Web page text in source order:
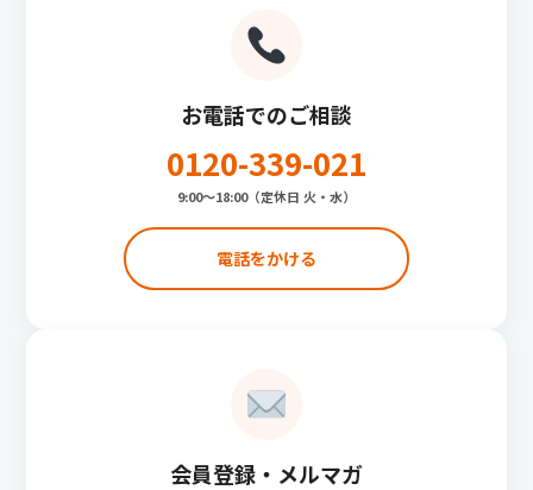
お電話でのご相談
0120-339-021
9:00〜18:00（定休日 火・水）
電話をかける
会員登録・メルマガ